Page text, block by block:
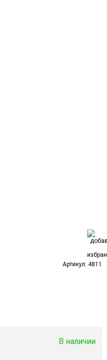
Артикул: 4811
В наличии